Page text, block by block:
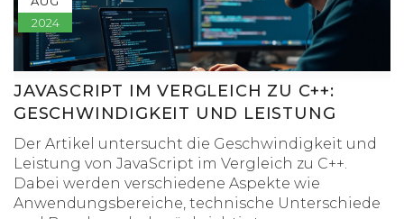
2024
JAVASCRIPT IM VERGLEICH ZU C++:
GESCHWINDIGKEIT UND LEISTUNG
Der Artikel untersucht die Geschwindigkeit und
Leistung von JavaScript im Vergleich zu C++.
Dabei werden verschiedene Aspekte wie
Anwendungsbereiche, technische Unterschiede